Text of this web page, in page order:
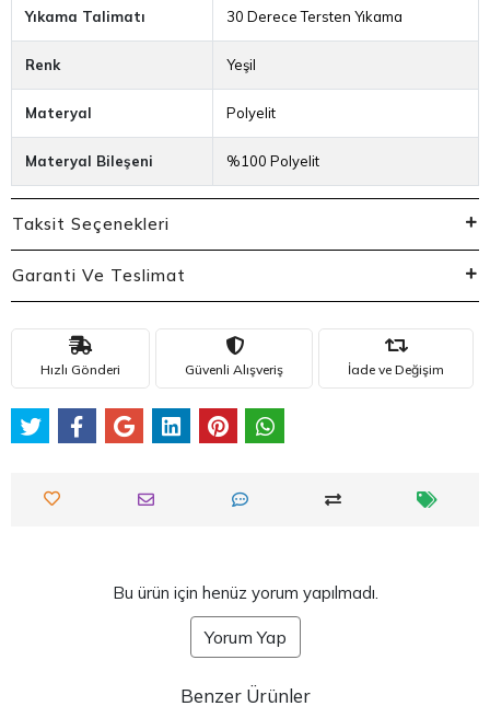
Yıkama Talimatı 30 Derece Tersten Yıkama
Renk Yeşil
Materyal Polyelit
Materyal Bileşeni %100 Polyelit
Taksit Seçenekleri
Garanti Ve Teslimat
Hızlı Gönderi Güvenli Alışveriş İade ve Değişim
Bu ürün için henüz yorum yapılmadı.
Yorum Yap
Benzer Ürünler